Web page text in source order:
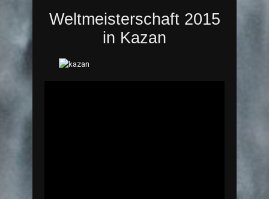
Weltmeisterschaft 2015
in Kazan